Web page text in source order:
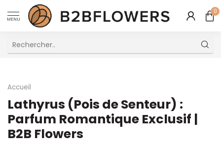
MENU
0
Accueil
Lathyrus (Pois de Senteur) :
Parfum Romantique Exclusif |
B2B Flowers